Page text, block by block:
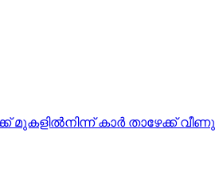
മുകളില്‍നിന്ന് കാര്‍ താഴേക്ക് വീണു